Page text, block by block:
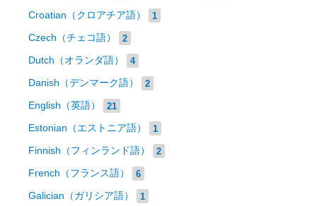
Croatian（クロアチア語） 1
Czech（チェコ語） 2
Dutch（オランダ語） 4
Danish（デンマーク語） 2
English（英語） 21
Estonian（エストニア語） 1
Finnish（フィンランド語） 2
French（フランス語） 6
Galician（ガリシア語） 1